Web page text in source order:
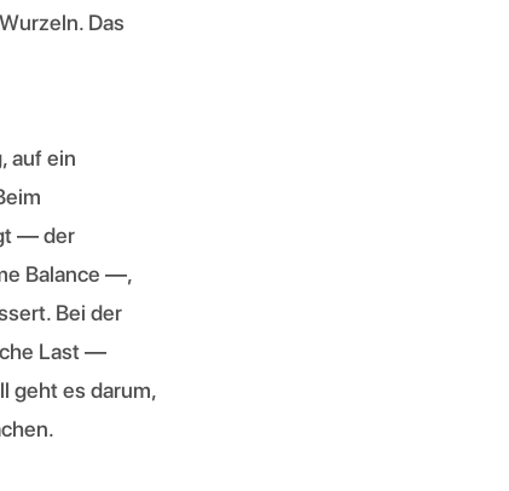
Das
auf ein
— der
Balance —,
Bei der
Last —
geht es darum,